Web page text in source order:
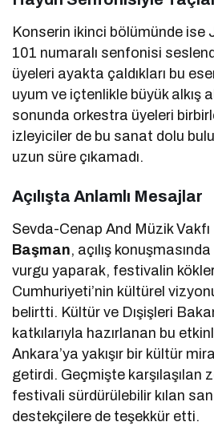
Konserin ikinci bölümünde ise
101 numaralı senfonisi
üyeleri ayakta çaldıkları bu
uyum ve içtenlikle büyük alkış
sonunda orkestra üyeleri
izleyiciler de bu sanat dolu
uzun süre çıkamadı.
Açılışta Anlamlı Mesajlar
Sevda-Cenap And Müzik
Başman, açılış
vurgu yaparak, festivalin
Cumhuriyeti’nin kültürel
belirtti. Kültür ve Dışişleri
katkılarıyla hazırlanan bu
Ankara’ya yakışır bir kültür
getirdi. Geçmişte karşılaşılan
festivali sürdürülebilir kılan
destekçilere de teşekkür etti.